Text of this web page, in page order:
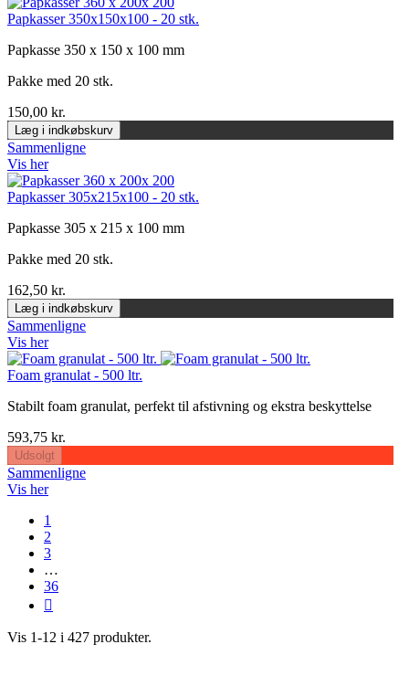
Papkasser 350x150x100 - 20 stk.
Papkasse 350 x 150 x 100 mm
Pakke med 20 stk.
150,00 kr.
Læg i indkøbskurv
Sammenligne
Vis her
Papkasser 305x215x100 - 20 stk.
Papkasse 305 x 215 x 100 mm
Pakke med 20 stk.
162,50 kr.
Læg i indkøbskurv
Sammenligne
Vis her
Foam granulat - 500 ltr.
Stabilt foam granulat, perfekt til afstivning og ekstra beskyttelse
593,75 kr.
Udsolgt
Sammenligne
Vis her
1
2
3
…
36

Vis 1-12 i 427 produkter.